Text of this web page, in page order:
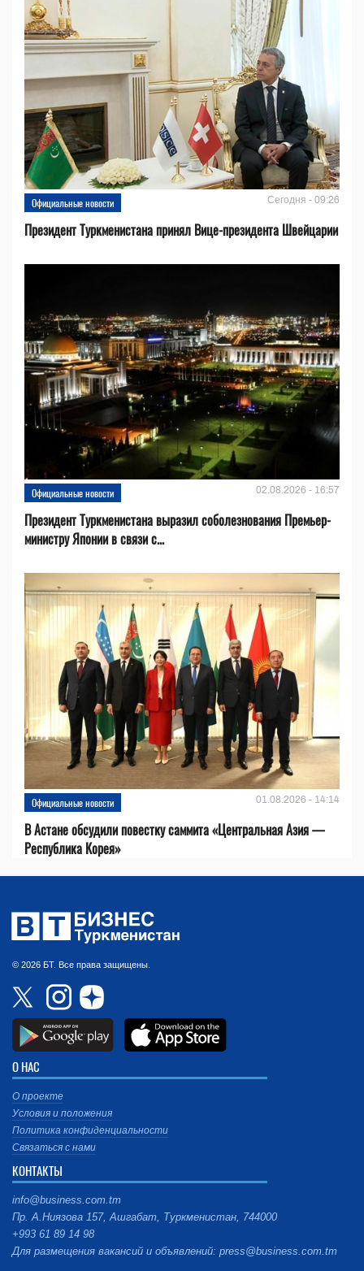
Официальные новости Сегодня - 09:26
Президент Туркменистана принял Вице-президента Швейцарии
Официальные новости 02.08.2026 - 16:57
Президент Туркменистана выразил соболезнования Премьер-
министру Японии в связи с...
Официальные новости 01.08.2026 - 14:14
В Астане обсудили повестку саммита «Центральная Азия —
Республика Корея»
© 2026 БТ. Все права защищены.
О НАС
О проекте
Условия и положения
Политика конфиденциальности
Связаться с нами
КОНТАКТЫ
info@business.com.tm
Пр. А.Ниязова 157, Ашгабат, Туркменистан, 744000
+993 61 89 14 98
Для размещения вакансий и объявлений: press@business.com.tm